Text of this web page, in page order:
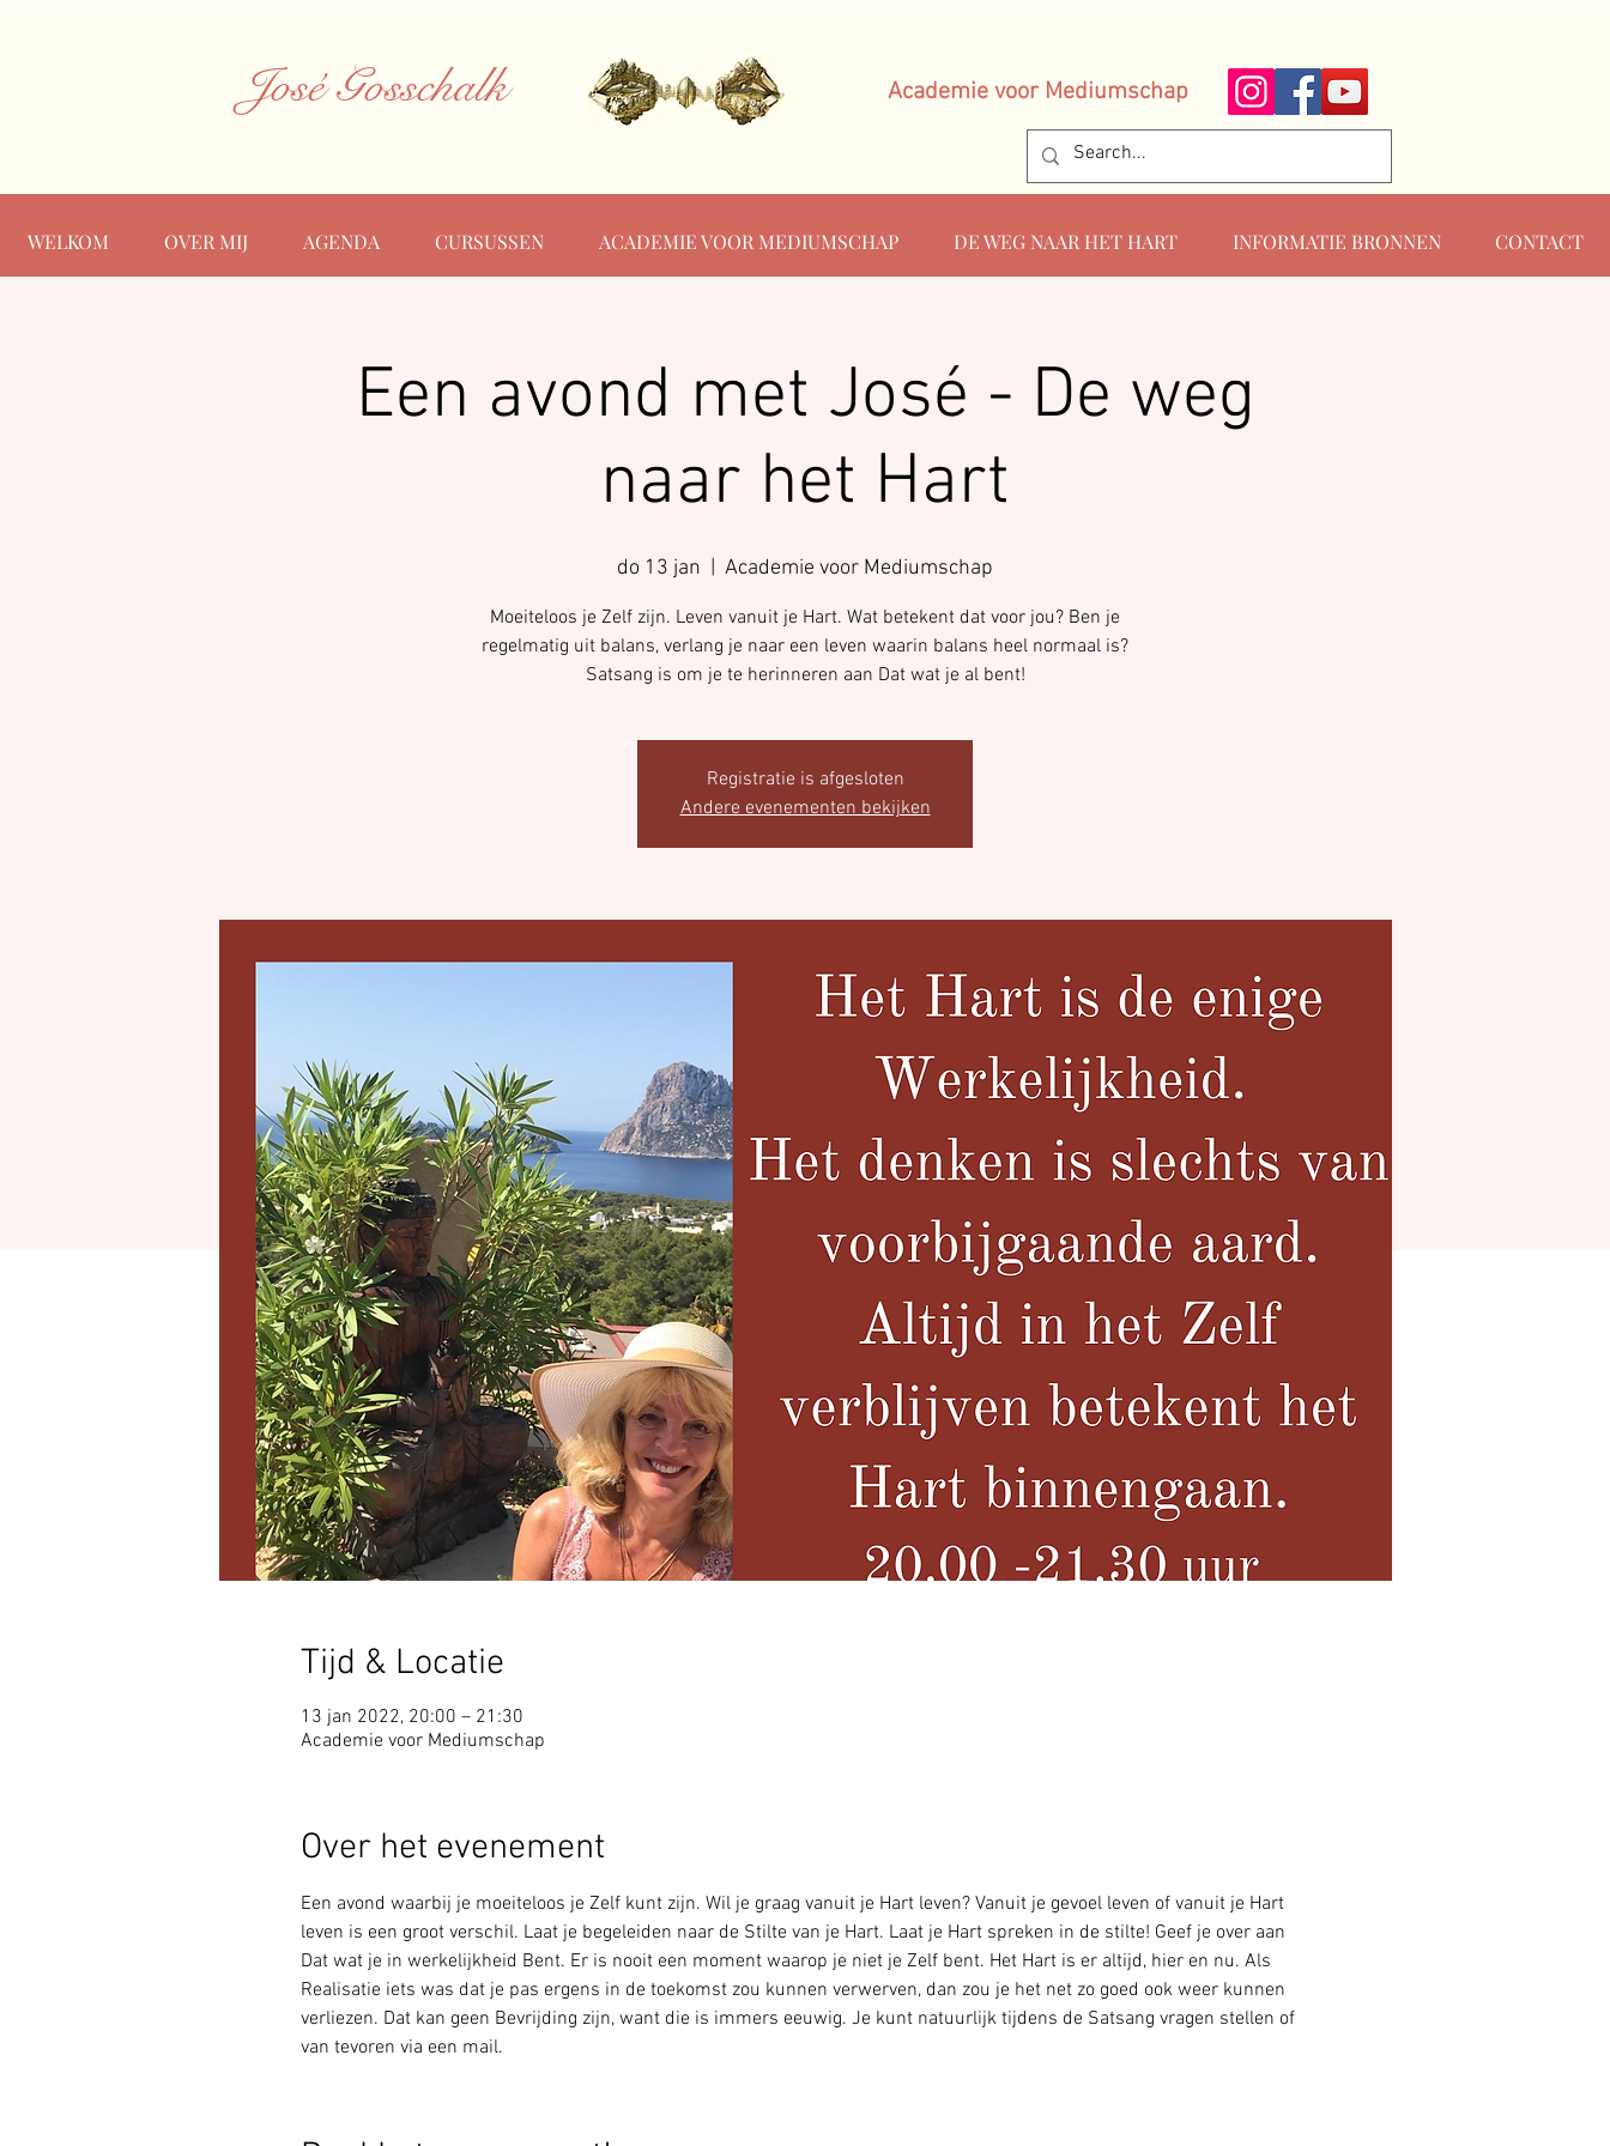
José Gosschalk Academie voor Mediumschap
WELKOM OVER MIJ AGENDA CURSUSSEN ACADEMIE VOOR MEDIUMSCHAP DE WEG NAAR HET HART INFORMATIE BRONNEN CONTACT
Een avond met José - De weg
naar het Hart
do 13 jan Academie voor Mediumschap
Moeiteloos je Zelf zijn. Leven vanuit je Hart. Wat betekent dat voor jou? Ben je
regelmatig uit balans, verlang je naar een leven waarin balans heel normaal is?
Satsang is om je te herinneren aan Dat wat je al bent!
Registratie is afgesloten
Andere evenementen bekijken
Tijd & Locatie
13 jan 2022, 20:00 – 21:30
Academie voor Mediumschap
Over het evenement
Een avond waarbij je moeiteloos je Zelf kunt zijn. Wil je graag vanuit je Hart leven? Vanuit je gevoel leven of vanuit je Hart
leven is een groot verschil. Laat je begeleiden naar de Stilte van je Hart. Laat je Hart spreken in de stilte! Geef je over aan
Dat wat je in werkelijkheid Bent. Er is nooit een moment waarop je niet je Zelf bent. Het Hart is er altijd, hier en nu. Als
Realisatie iets was dat je pas ergens in de toekomst zou kunnen verwerven, dan zou je het net zo goed ook weer kunnen
verliezen. Dat kan geen Bevrijding zijn, want die is immers eeuwig. Je kunt natuurlijk tijdens de Satsang vragen stellen of
van tevoren via een mail.